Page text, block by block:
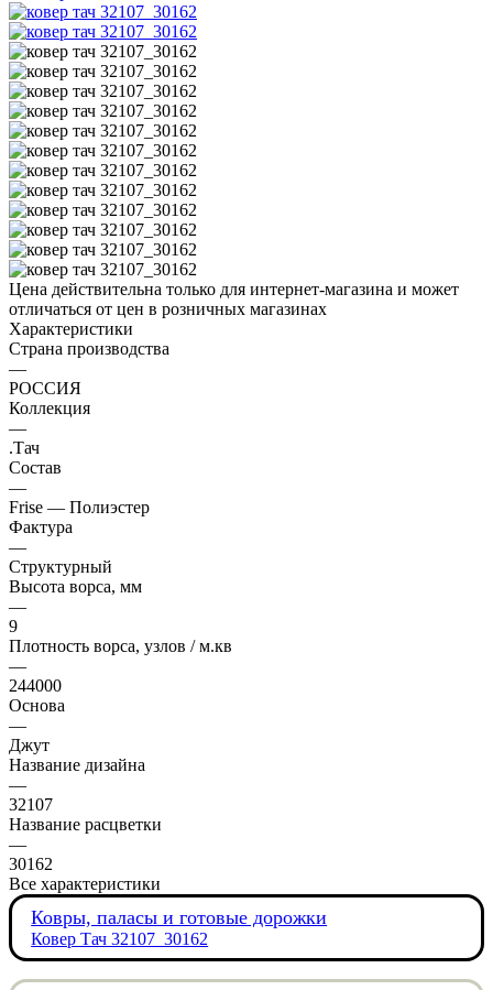
Цена действительна только для интернет-магазина и может
отличаться от цен в розничных магазинах
Характеристики
Страна производства
—
РОССИЯ
Коллекция
—
.Тач
Состав
—
Frise — Полиэстер
Фактура
—
Структурный
Высота ворса, мм
—
9
Плотность ворса, узлов / м.кв
—
244000
Основа
—
Джут
Название дизайна
—
32107
Название расцветки
—
30162
Все характеристики
Ковры, паласы и готовые дорожки
Ковер Тач 32107_30162